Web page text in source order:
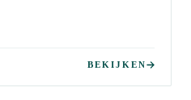
BEKIJKEN